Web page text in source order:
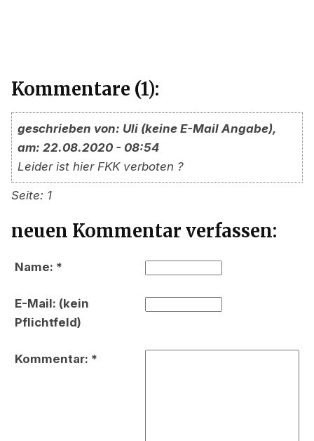
Kommentare (1):
geschrieben von: Uli (keine E-Mail Angabe),
am: 22.08.2020 - 08:54
Leider ist hier FKK verboten ?
Seite: 1
neuen Kommentar verfassen:
Name: *
E-Mail: (kein
Pflichtfeld)
Kommentar: *